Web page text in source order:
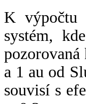
K výpočtu
systém, kde
a 1 au od
souvisí s